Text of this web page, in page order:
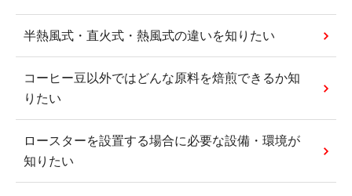
半熱風式・直火式・熱風式の違いを知りたい
コーヒー豆以外ではどんな原料を焙煎できるか知
りたい
ロースターを設置する場合に必要な設備・環境が
知りたい